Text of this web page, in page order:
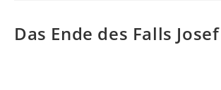
Das Ende des Falls